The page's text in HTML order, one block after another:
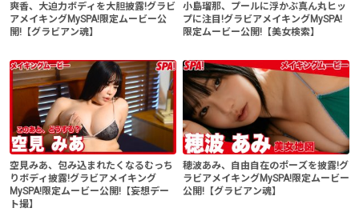
爽香、大迫力ボディを大胆披露!グラビ
アメイキングMySPA!限定ムービー公
開!【グラビアン魂】
小島瑠那、プールに浮かぶ真ん丸ヒッ
プに注目!グラビアメイキングMySPA!
限定ムービー公開!【美女検索】
空見みあ、包み込まれたくなるむっち
りボディ披露!グラビアメイキング
MySPA!限定ムービー公開!【妄想デー
ト撮】
穂波あみ、自由自在のポーズを披露!グ
ラビアメイキングMySPA!限定ムービー
公開!【グラビアン魂】